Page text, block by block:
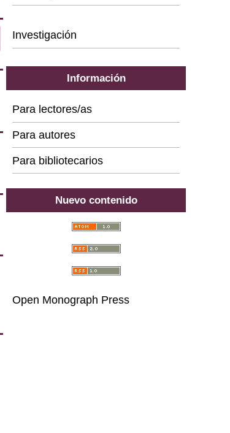
Investigación
Información
Para lectores/as
Para autores
Para bibliotecarios
Nuevo contenido
Open Monograph Press